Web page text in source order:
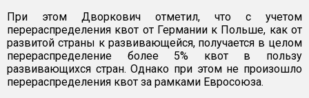
При этом Дворкович отметил, что с учетом
перераспределения квот от Германии к Польше, как от
развитой страны к развивающейся, получается в целом
перераспределение более 5% квот в пользу
развивающихся стран. Однако при этом не произошло
перераспределения квот за рамками Евросоюза.